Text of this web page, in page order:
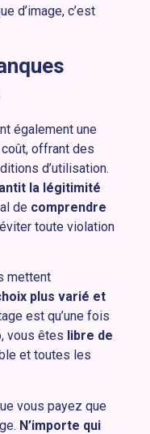
d’image, c’est
également une
coût, offrant des
d’utilisation.
la légitimité
de comprendre
toute violation
mettent
plus varié et
est qu’une fois
vous êtes libre de
et toutes les
vous payez que
N’importe qui